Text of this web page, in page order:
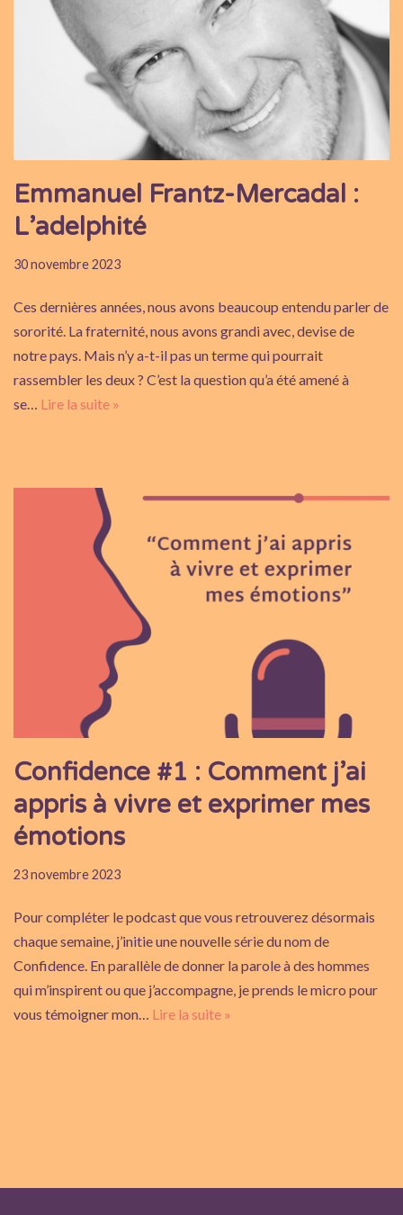
Emmanuel Frantz-Mercadal :
L’adelphité
30 novembre 2023
Ces dernières années, nous avons beaucoup entendu parler de
sororité. La fraternité, nous avons grandi avec, devise de
notre pays. Mais n’y a-t-il pas un terme qui pourrait
rassembler les deux ? C’est la question qu’a été amené à
se… Lire la suite »
Confidence #1 : Comment j’ai
appris à vivre et exprimer mes
émotions
23 novembre 2023
Pour compléter le podcast que vous retrouverez désormais
chaque semaine, j’initie une nouvelle série du nom de
Confidence. En parallèle de donner la parole à des hommes
qui m’inspirent ou que j’accompagne, je prends le micro pour
vous témoigner mon… Lire la suite »